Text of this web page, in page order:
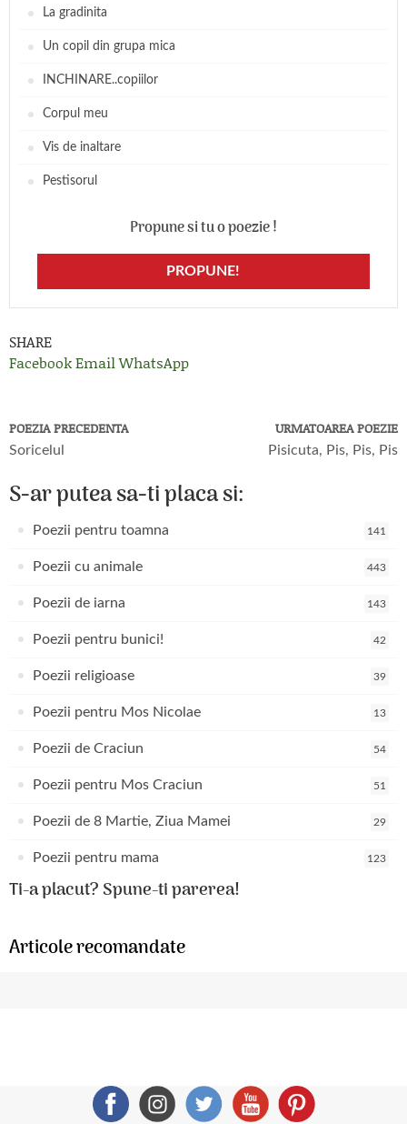
La gradinita
Un copil din grupa mica
INCHINARE..copiilor
Corpul meu
Vis de inaltare
Pestisorul
Propune si tu o poezie !
PROPUNE!
SHARE
FacebookEmailWhatsApp
POEZIA PRECEDENTA
Soricelul
URMATOAREA POEZIE
Pisicuta, Pis, Pis, Pis
S-ar putea sa-ti placa si:
Poezii pentru toamna 141
Poezii cu animale 443
Poezii de iarna 143
Poezii pentru bunici! 42
Poezii religioase 39
Poezii pentru Mos Nicolae 13
Poezii de Craciun 54
Poezii pentru Mos Craciun 51
Poezii de 8 Martie, Ziua Mamei 29
Poezii pentru mama 123
Ti-a placut? Spune-ti parerea!
Articole recomandate